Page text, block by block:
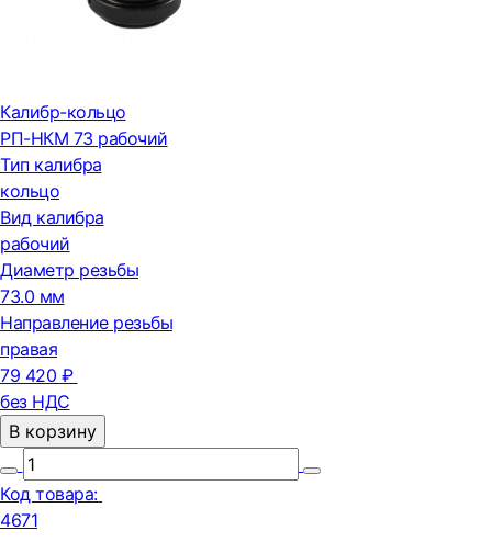
Калибр-кольцо
РП-НКМ 73 рабочий
Тип калибра
кольцо
Вид калибра
рабочий
Диаметр резьбы
73.0 мм
Направление резьбы
правая
79 420 ₽
без НДС
В корзину
Код товара:
4671